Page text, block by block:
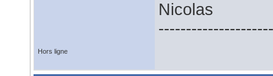
Nicolas
Hors ligne